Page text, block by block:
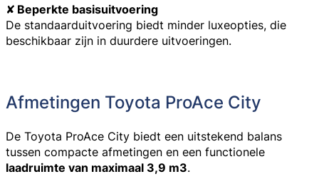
✘ Beperkte basisuitvoering
De standaarduitvoering biedt minder luxeopties, die
beschikbaar zijn in duurdere uitvoeringen.
Afmetingen Toyota ProAce City
De Toyota ProAce City biedt een uitstekend balans
tussen compacte afmetingen en een functionele
laadruimte van maximaal 3,9 m3.